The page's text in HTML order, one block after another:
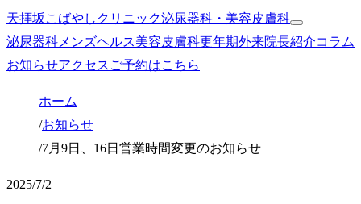
天拝坂こばやしクリニック泌尿器科・美容皮膚科
泌尿器科 メンズヘルス美容皮膚科更年期外来院長紹介コラム
お知らせアクセス ご予約はこちら
ホーム
/お知らせ
/7月9日、16日営業時間変更のお知らせ
2025/7/2